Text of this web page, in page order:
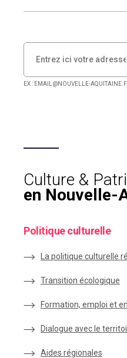
EX : EMAIL@NOUVELLE-
Culture &
en Nouvelle-
Politique culturelle
La politique culturelle
Transition écologique
Formation, emploi et
Dialogue avec le
Aides régionales